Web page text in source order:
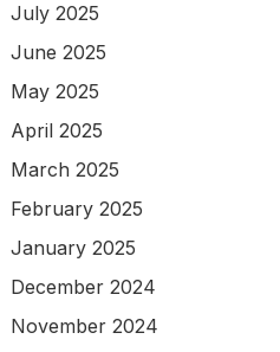
July 2025
June 2025
May 2025
April 2025
March 2025
February 2025
January 2025
December 2024
November 2024